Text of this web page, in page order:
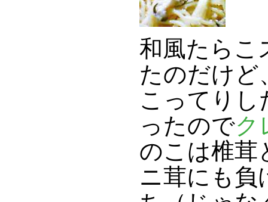
和風たらこ
たのだけど
こってりし
ったのでク
のこは椎茸
ニ茸にも負